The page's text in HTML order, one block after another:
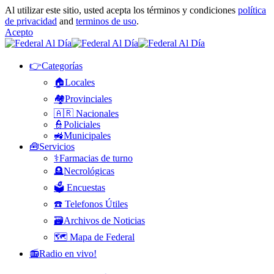
Al utilizar este sitio, usted acepta los términos y condiciones política
de privacidad and terminos de uso.
Acepto
👉Categorías
🏠Locales
🏘️Provinciales
🇦🇷 Nacionales
👮Policiales
🚜Municipales
🧰Servicios
⚕️Farmacias de turno
🪦Necrológicas
🗳️ Encuestas
☎️ Telefonos Útiles
🗃️Archivos de Noticias
🗺️ Mapa de Federal
📻Radio en vivo!